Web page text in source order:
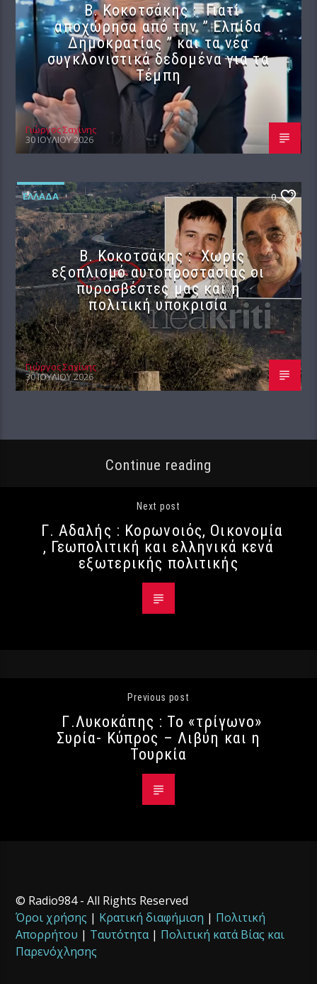
Β. Κοκοτσάκης : Γιατί
αποχώρησα από την ” Ελπίδα
Δημοκρατίας ” και τα νέα
συγκλονιστικά δεδομένα για τα
Τέμπη
Γιώργος Σαχίνης
30 ΙΟΥΛΊΟΥ 2026
ΕΛΛΆΔΑ 0
Β. Κοκοτσάκης : Χωρίς
εξοπλισμό αυτοπροστασίας οι
πυροσβέστες μας και η
πολιτική υποκρισία
Γιώργος Σαχίνης
30 ΙΟΥΛΊΟΥ 2026
Continue reading
Next post
Γ. Αδαλής : Κορωνοιός, Οικονομία
, Γεωπολιτική και ελληνικά κενά
εξωτερικής πολιτικής
Previous post
Γ.Λυκοκάπης : Το «τρίγωνο»
Συρία- Κύπρος – Λιβύη και η
Τουρκία
© Radio984 - All Rights Reserved
Όροι χρήσης | Κρατική διαφήμιση | Πολιτική
Απορρήτου | Ταυτότητα| Πολιτική κατά Βίας και
Παρενόχλησης